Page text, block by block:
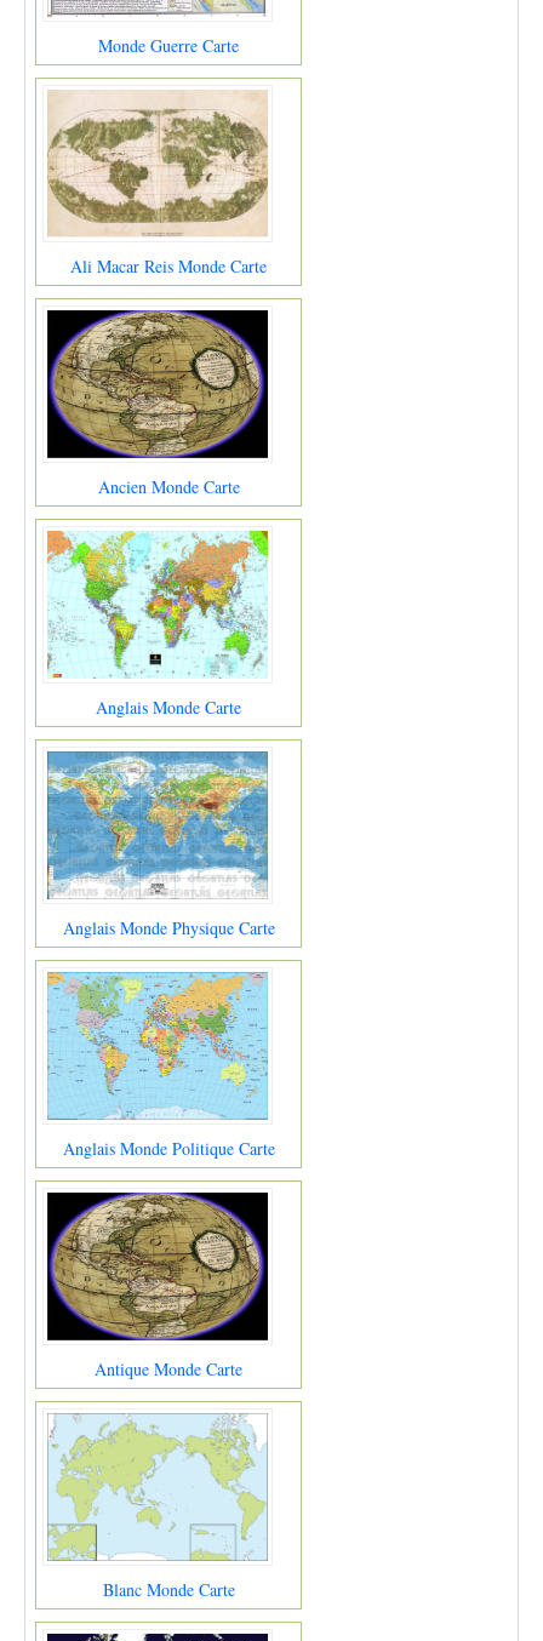
Monde Guerre Carte
Ali Macar Reis Monde Carte
Ancien Monde Carte
Anglais Monde Carte
Anglais Monde Physique Carte
Anglais Monde Politique Carte
Antique Monde Carte
Blanc Monde Carte